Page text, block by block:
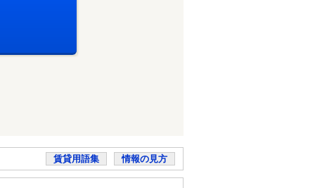
賃貸用語集 情報の見方